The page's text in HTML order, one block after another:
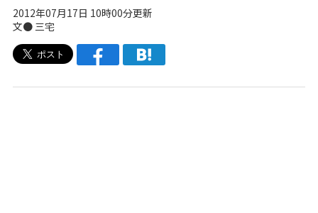
2012年07月17日 10時00分更新
文● 三宅